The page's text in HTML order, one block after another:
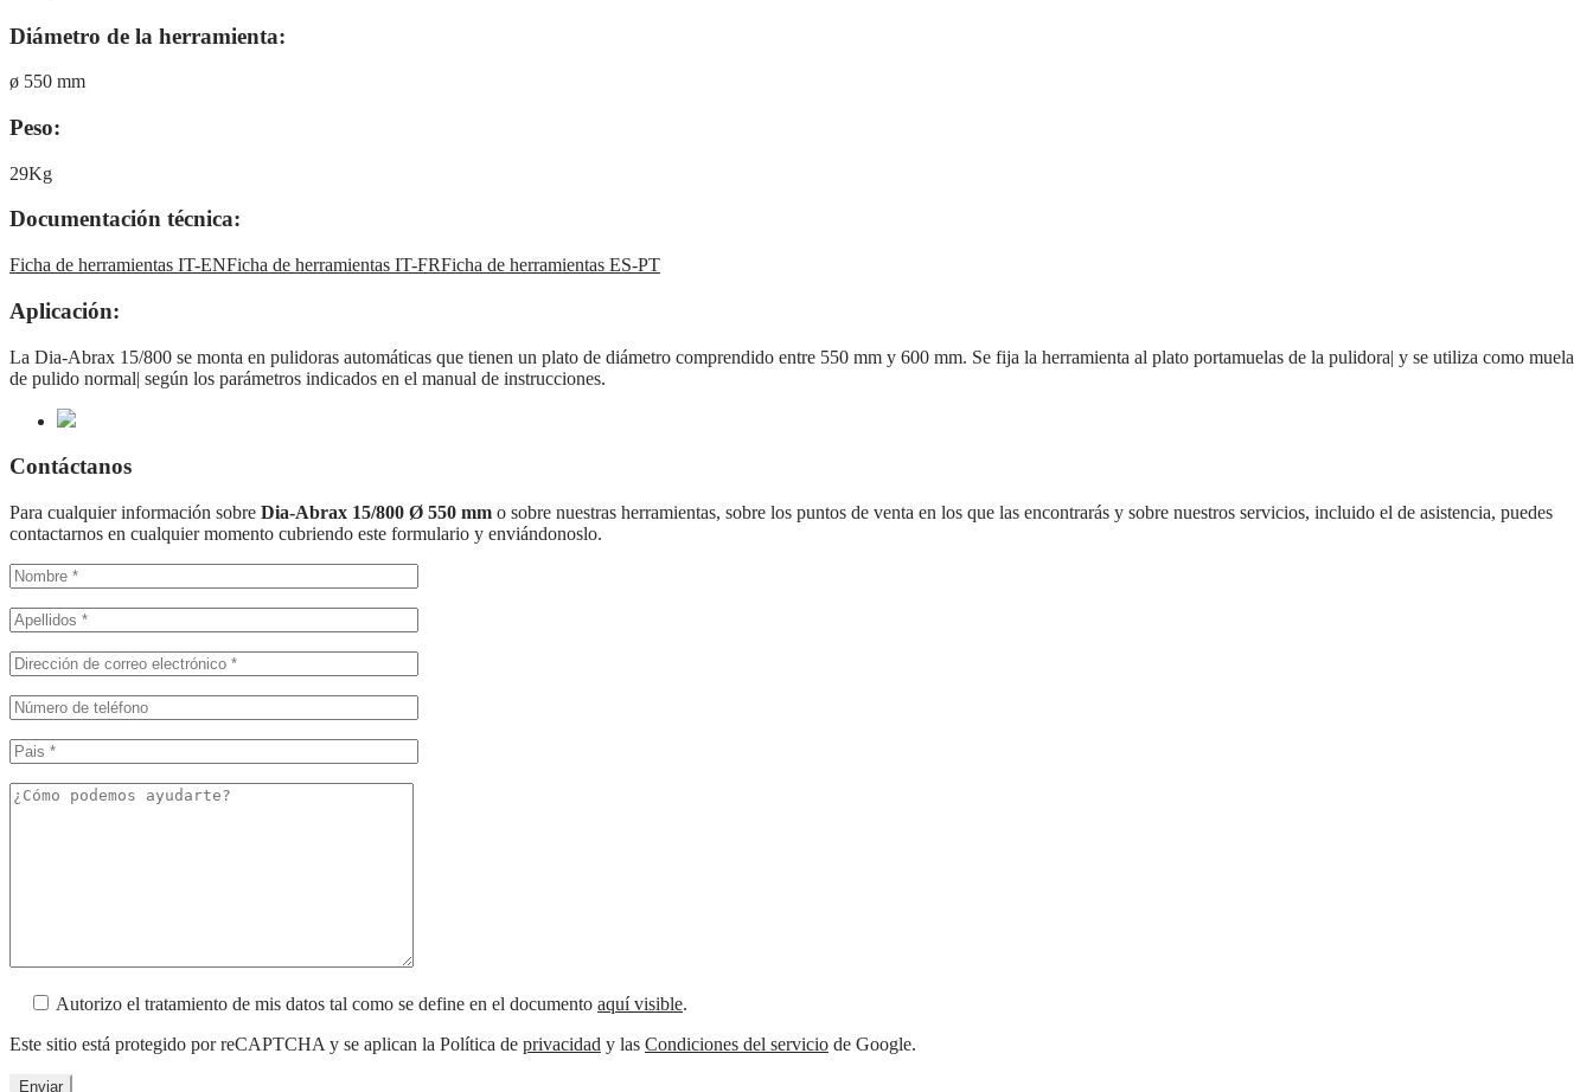
Diámetro de la herramienta:
ø 550 mm
Peso:
29Kg
Documentación técnica:
Ficha de herramientas IT-ENFicha de herramientas IT-FRFicha de herramientas ES-PT
Aplicación:
La Dia-Abrax 15/800 se monta en pulidoras automáticas que tienen un plato de diámetro comprendido entre 550 mm y 600 mm. Se fija la herramienta al plato portamuelas de la pulidora| y se utiliza como muela
de pulido normal| según los parámetros indicados en el manual de instrucciones.
Contáctanos
Para cualquier información sobre Dia-Abrax 15/800 Ø 550 mm o sobre nuestras herramientas, sobre los puntos de venta en los que las encontrarás y sobre nuestros servicios, incluido el de asistencia, puedes
contactarnos en cualquier momento cubriendo este formulario y enviándonoslo.
Autorizo el tratamiento de mis datos tal como se define en el documento aquí visible.
Este sitio está protegido por reCAPTCHA y se aplican la Política de privacidad y las Condiciones del servicio de Google.